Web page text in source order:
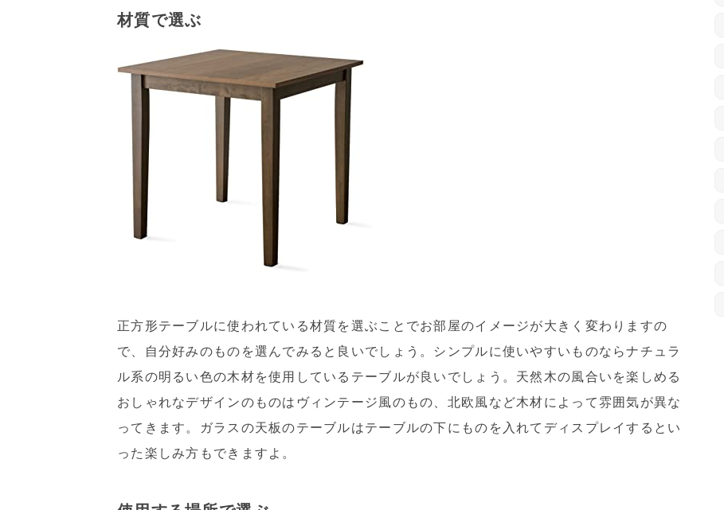
材質で選ぶ
正方形テーブルに使われている材質を選ぶことでお部屋のイメージが大きく変わりますの
で、自分好みのものを選んでみると良いでしょう。シンプルに使いやすいものならナチュラ
ル系の明るい色の木材を使用しているテーブルが良いでしょう。天然木の風合いを楽しめる
おしゃれなデザインのものはヴィンテージ風のもの、北欧風など木材によって雰囲気が異な
ってきます。ガラスの天板のテーブルはテーブルの下にものを入れてディスプレイするとい
った楽しみ方もできますよ。